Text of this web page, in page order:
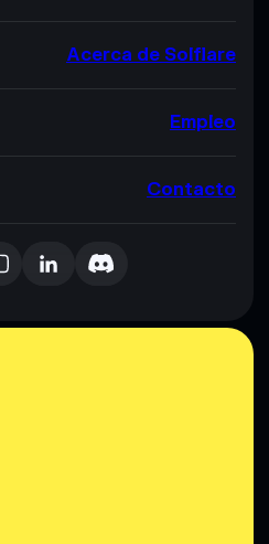
Acerca de Solflare
Empleo
Contacto